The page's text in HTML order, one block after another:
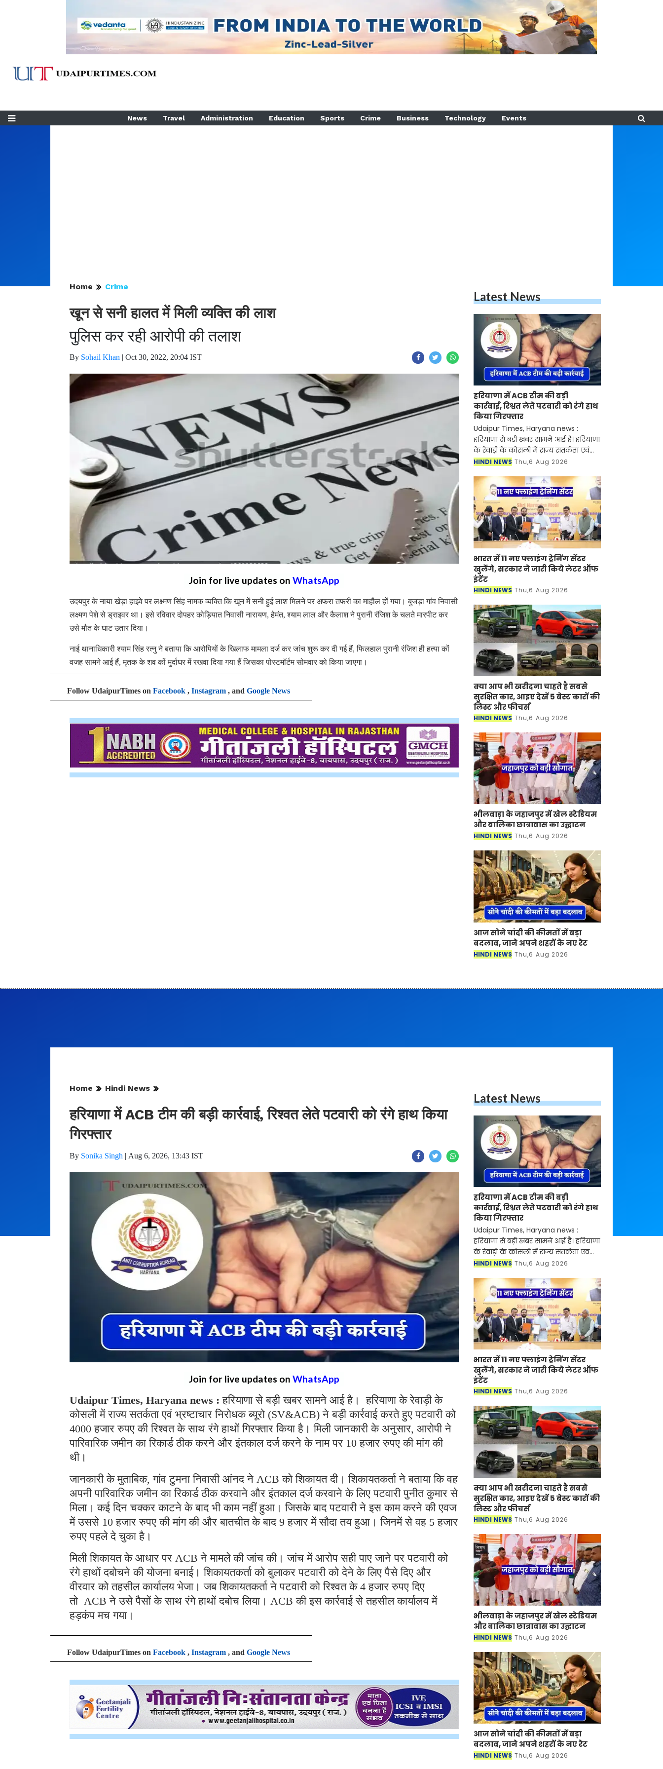
News Travel Administration Education Sports Crime Business Technology Events
Home Crime
खून से सनी हालत में मिली व्यक्ति की लाश
पुलिस कर रही आरोपी की तलाश
By Sohail Khan | Oct 30, 2022, 20:04 IST
Join for live updates on WhatsApp
उदयपुर के नाया खेड़ा हाइवे पर लक्ष्मण सिंह नामक व्यक्ति कि खून में सनी हुई लाश मिलने पर अफरा तफरी का माहौल हों गया। बुजड़ा गांव निवासी
लक्ष्मण पेशे से ड्राइवर था। इसे रविवार दोपहर कोड़ियात निवासी नारायण, हेमंत, श्याम लाल और कैलाश ने पुरानी रंजिश के चलते मारपीट कर
उसे मौत के घाट उतार दिया।
नाई थानाधिकारी श्याम सिंह रत्नु ने बताया कि आरोपियों के खिलाफ मामला दर्ज कर जांच शुरू कर दी गई हैं, फिलहाल पुरानी रंजिश ही हत्या कों
वजह सामने आई हैं, मृतक के शव कों मुर्दाघर में रखवा दिया गया हैं जिसका पोस्टमॉर्टम सोमवार को किया जाएगा।
Follow UdaipurTimes on Facebook , Instagram , and Google News
Latest News
हरियाणा में ACB टीम की बड़ी
कार्रवाई, रिश्वत लेते पटवारी को रंगे हाथ
किया गिरफ्तार
Udaipur Times, Haryana news :
हरियाणा से बड़ी खबर सामने आई है। हरियाणा
के रेवाड़ी के कोसली में राज्य सतर्कता एवं
भ्रष्टाचार निरोधक ब्यूरो (SV&ACB) ने बड़ी
रुपए की र
HINDI NEWS Thu,6 Aug 2026
भारत में 11 नए फ्लाइंग ट्रेनिंग सेंटर
खुलेंगे, सरकार ने जारी किये लेटर ऑफ
इंटेंट
HINDI NEWS Thu,6 Aug 2026
क्या आप भी खरीदना चाहते है सबसे
सुरक्षित कार, आइए देखें 5 बेस्ट कारों की
लिस्ट और फीचर्स
HINDI NEWS Thu,6 Aug 2026
भीलवाड़ा के जहाजपुर में खेल स्टेडियम
और बालिका छात्रावास का उद्घाटन
HINDI NEWS Thu,6 Aug 2026
आज सोने चांदी की कीमतों में बड़ा
बदलाव, जाने अपने शहरों के नए रेट
HINDI NEWS Thu,6 Aug 2026
Home Hindi News
हरियाणा में ACB टीम की बड़ी कार्रवाई, रिश्वत लेते पटवारी को रंगे हाथ किया
गिरफ्तार
By Sonika Singh | Aug 6, 2026, 13:43 IST
Join for live updates on WhatsApp
Udaipur Times, Haryana news :हरियाणा से बड़ी खबर सामने आई है। हरियाणा के रेवाड़ी के
कोसली में राज्य सतर्कता एवं भ्रष्टाचार निरोधक ब्यूरो (SV&ACB) ने बड़ी कार्रवाई करते हुए पटवारी को
4000 हजार रुपए की रिश्वत के साथ रंगे हाथों गिरफ्तार किया है। मिली जानकारी के अनुसार, आरोपी ने
पारिवारिक जमीन का रिकार्ड ठीक करने और इंतकाल दर्ज करने के नाम पर 10 हजार रुपए की मांग की
थी।
जानकारी के मुताबिक, गांव टुमना निवासी आंनद ने ACB को शिकायत दी। शिकायतकर्ता ने बताया कि वह
अपनी पारिवारिक जमीन का रिकार्ड ठीक करवाने और इंतकाल दर्ज करवाने के लिए पटवारी पुनीत कुमार से
मिला। कई दिन चक्कर काटने के बाद भी काम नहीं हुआ। जिसके बाद पटवारी ने इस काम करने की एवज
में उससे 10 हजार रुपए की मांग की और बातचीत के बाद 9 हजार में सौदा तय हुआ। जिनमें से वह 5 हजार
रुपए पहले दे चुका है।
मिली शिकायत के आधार पर ACB ने मामले की जांच की। जांच में आरोप सही पाए जाने पर पटवारी को
रंगे हाथों दबोचने की योजना बनाई। शिकायतकर्ता को बुलाकर पटवारी को देने के लिए पैसे दिए और
वीरवार को तहसील कार्यालय भेजा। जब शिकायतकर्ता ने पटवारी को रिश्वत के 4 हजार रुपए दिए
तो ACB ने उसे पैसों के साथ रंगे हाथों दबोच लिया। ACB की इस कार्रवाई से तहसील कार्यालय में
हड़कंप मच गया।
Follow UdaipurTimes on Facebook , Instagram , and Google News
Latest News
हरियाणा में ACB टीम की बड़ी
कार्रवाई, रिश्वत लेते पटवारी को रंगे हाथ
किया गिरफ्तार
Udaipur Times, Haryana news :
हरियाणा से बड़ी खबर सामने आई है। हरियाणा
के रेवाड़ी के कोसली में राज्य सतर्कता एवं
भ्रष्टाचार निरोधक ब्यूरो (SV&ACB) ने बड़ी
रुपए की र
HINDI NEWS Thu,6 Aug 2026
भारत में 11 नए फ्लाइंग ट्रेनिंग सेंटर
खुलेंगे, सरकार ने जारी किये लेटर ऑफ
इंटेंट
HINDI NEWS Thu,6 Aug 2026
क्या आप भी खरीदना चाहते है सबसे
सुरक्षित कार, आइए देखें 5 बेस्ट कारों की
लिस्ट और फीचर्स
HINDI NEWS Thu,6 Aug 2026
भीलवाड़ा के जहाजपुर में खेल स्टेडियम
और बालिका छात्रावास का उद्घाटन
HINDI NEWS Thu,6 Aug 2026
आज सोने चांदी की कीमतों में बड़ा
बदलाव, जाने अपने शहरों के नए रेट
HINDI NEWS Thu,6 Aug 2026